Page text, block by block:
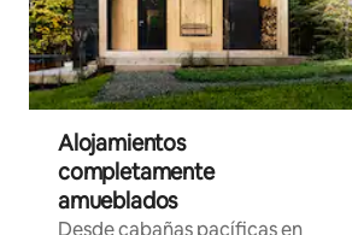
Alojamientos
completamente
amueblados
Desde cabañas pacíficas en